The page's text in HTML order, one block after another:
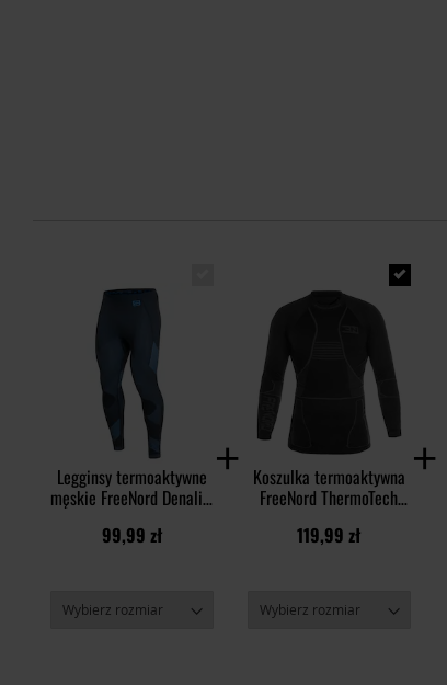
Legginsy termoaktywne
męskie FreeNord Denali -
99,99 zł
Koszulka termoaktywna
FreeNord ThermoTech
119,99 zł